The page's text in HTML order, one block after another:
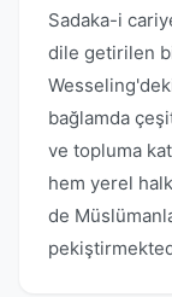
Sadaka-i
dile getirilen
bağlamda
ve topluma
hem yerel
de